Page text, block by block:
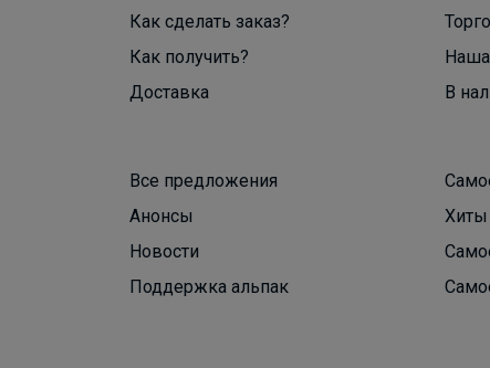
Как сделать заказ?
Как получить?
Доставка
В
Все предложения
Анонсы
Новости
Поддержка альпак